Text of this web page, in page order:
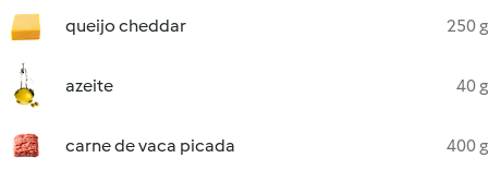
queijo cheddar
250 g
azeite 40 g
carne de vaca picada 400 g